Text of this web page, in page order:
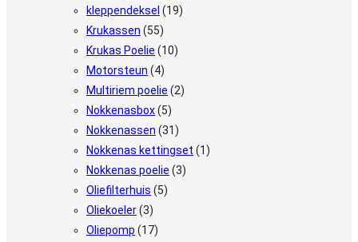
kleppendeksel (19)
Krukassen (55)
Krukas Poelie (10)
Motorsteun (4)
Multiriem poelie (2)
Nokkenasbox(5)
Nokkenassen (31)
Nokkenas kettingset (1)
Nokkenas poelie (3)
Oliefilterhuis (5)
Oliekoeler(3)
Oliepomp (17)